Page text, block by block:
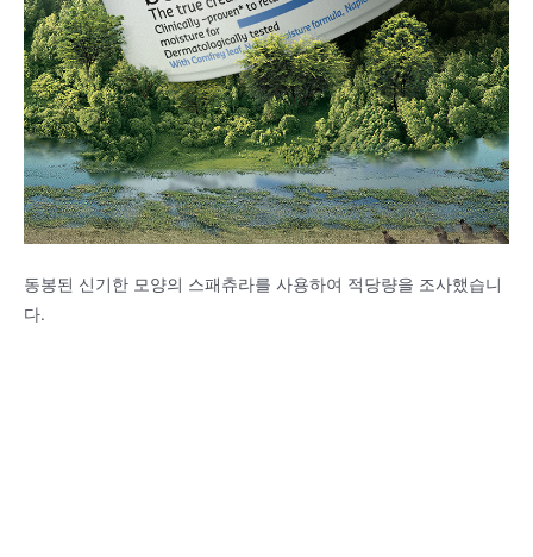
동봉된 신기한 모양의 스패츄라를 사용하여 적당량을 조사했습니
다.